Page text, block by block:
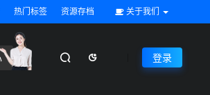
热门标签 资源存档 关于我们
登录